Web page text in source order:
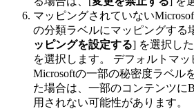
マッピングされていない
の分類ラベルにマッピングする
ッピングを設定する] を選択し
を選択します。 デフォルトマッ
Microsoftの一部の秘密度ラベル
た場合は、一部のコンテンツに
用されない可能性があります。